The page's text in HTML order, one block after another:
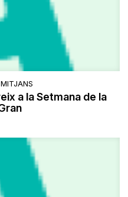
a la Setmana de la